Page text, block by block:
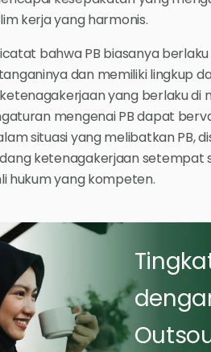
kerja yang harmonis.
bahwa PB biasanya
dan memiliki lingkup
yang berlaku
mengenai PB dapat
situasi yang melibatkan PB,
ketenagakerjaan setempat
hukum yang kompeten.